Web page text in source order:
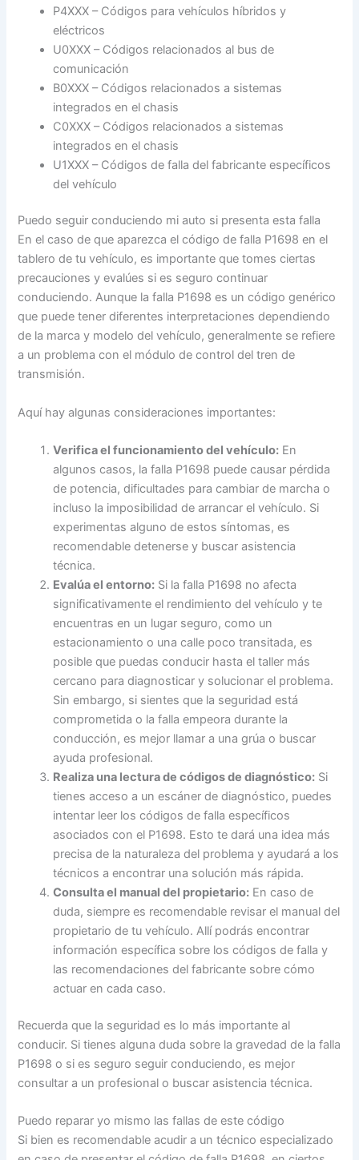
P4XXX – Códigos para vehículos híbridos y
eléctricos
U0XXX – Códigos relacionados al bus de
comunicación
B0XXX – Códigos relacionados a sistemas
integrados en el chasis
C0XXX – Códigos relacionados a sistemas
integrados en el chasis
U1XXX – Códigos de falla del fabricante específicos
del vehículo
Puedo seguir conduciendo mi auto si presenta esta falla
En el caso de que aparezca el código de falla P1698 en el
tablero de tu vehículo, es importante que tomes ciertas
precauciones y evalúes si es seguro continuar
conduciendo. Aunque la falla P1698 es un código genérico
que puede tener diferentes interpretaciones dependiendo
de la marca y modelo del vehículo, generalmente se refiere
a un problema con el módulo de control del tren de
transmisión.
Aquí hay algunas consideraciones importantes:
Verifica el funcionamiento del vehículo: En
algunos casos, la falla P1698 puede causar pérdida
de potencia, dificultades para cambiar de marcha o
incluso la imposibilidad de arrancar el vehículo. Si
experimentas alguno de estos síntomas, es
recomendable detenerse y buscar asistencia
técnica.
Evalúa el entorno: Si la falla P1698 no afecta
significativamente el rendimiento del vehículo y te
encuentras en un lugar seguro, como un
estacionamiento o una calle poco transitada, es
posible que puedas conducir hasta el taller más
cercano para diagnosticar y solucionar el problema.
Sin embargo, si sientes que la seguridad está
comprometida o la falla empeora durante la
conducción, es mejor llamar a una grúa o buscar
ayuda profesional.
Realiza una lectura de códigos de diagnóstico: Si
tienes acceso a un escáner de diagnóstico, puedes
intentar leer los códigos de falla específicos
asociados con el P1698. Esto te dará una idea más
precisa de la naturaleza del problema y ayudará a los
técnicos a encontrar una solución más rápida.
Consulta el manual del propietario: En caso de
duda, siempre es recomendable revisar el manual del
propietario de tu vehículo. Allí podrás encontrar
información específica sobre los códigos de falla y
las recomendaciones del fabricante sobre cómo
actuar en cada caso.
Recuerda que la seguridad es lo más importante al
conducir. Si tienes alguna duda sobre la gravedad de la falla
P1698 o si es seguro seguir conduciendo, es mejor
consultar a un profesional o buscar asistencia técnica.
Puedo reparar yo mismo las fallas de este código
Si bien es recomendable acudir a un técnico especializado